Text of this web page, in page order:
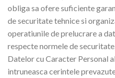
obliga sa ofere suficiente
de securitate tehnice si
operatiunile de prelucrare a
respecte normele de
Datelor cu Caracter Personal
intruneasca cerintele